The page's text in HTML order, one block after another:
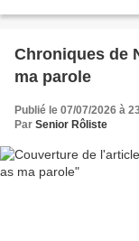
Chroniques de
ma parole
Publié le 07/07/2026 à
Par Senior Rôliste